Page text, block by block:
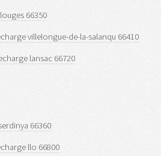
66350
villelongue-de-la-salanqu 66410
lansac 66720
66360
llo 66800